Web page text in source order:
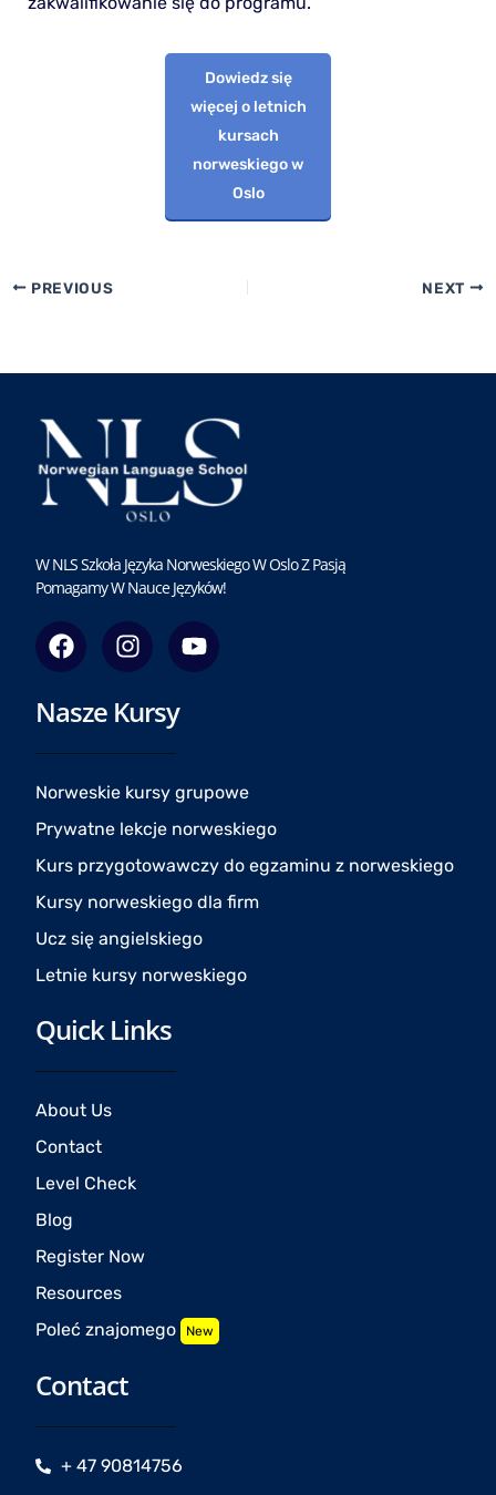
Dowiedz się
więcej o letnich
kursach
norweskiego w
Oslo
PREVIOUS NEXT
W NLS Szkoła Języka Norweskiego W Oslo Z Pasją
Pomagamy W Nauce Języków!
F
a
c
e
o
o
I
n
s
t
g
r
a
m
Y
o
u
e
Nasze Kursy
Norweskie kursy grupowe
Prywatne lekcje norweskiego
Kurs przygotowawczy do egzaminu z norweskiego
Kursy norweskiego dla firm
Ucz się angielskiego
Letnie kursy norweskiego
Quick Links
About Us
Contact
Level Check
Blog
Register Now
Resources
Poleć znajomego New
Contact
+ 47 90814756